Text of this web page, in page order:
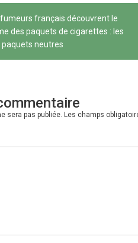
français découvrent le
des paquets de cigarettes : les
paquets neutres
sera pas publiée. Les champs